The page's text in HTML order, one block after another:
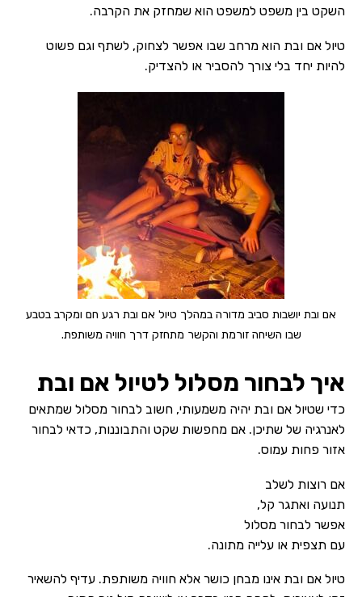
השקט בין משפט למשפט הוא שמחזק את הקרבה.
טיול אם ובת הוא מרחב שבו אפשר לצחוק, לשתף וגם פשוט
להיות יחד בלי צורך להסביר או להצדיק.
אם ובת יושבות סביב מדורה במהלך טיול אם ובת רגע חם ומקרב בטבע
שבו השיחה זורמת והקשר מתחזק דרך חוויה משותפת.
איך לבחור מסלול לטיול אם ובת
כדי שטיול אם ובת יהיה משמעותי, חשוב לבחור מסלול שמתאים
לאנרגיה של שתיכן. אם מחפשות שקט והתבוננות, כדאי לבחור
אזור פחות עמוס.
אם רוצות לשלב
תנועה ואתגר קל,
אפשר לבחור מסלול
עם תצפית או עלייה מתונה.
טיול אם ובת אינו מבחן כושר אלא חוויה משותפת. עדיף להשאיר